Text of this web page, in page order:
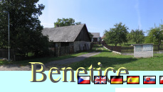
Benetice
Benetice